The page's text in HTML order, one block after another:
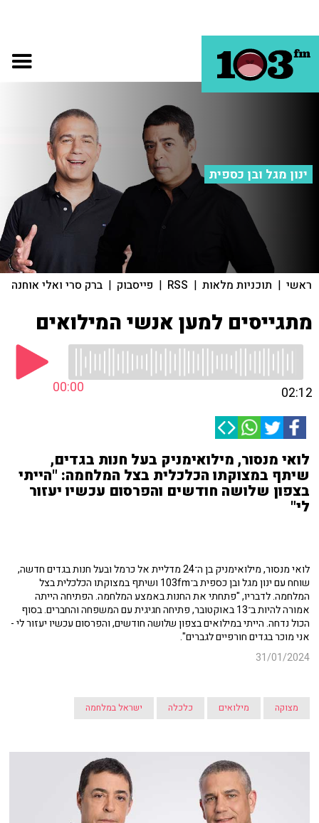
ינון מגל ובן כספית
ראשי | תוכניות מלאות |
RSS
| פייסבוק | ברק סרי ואלי אוחנה
מתגייסים למען אנשי המילואים
00:00 02:12
לואי מנסור, מילואימניק בעל חנות בגדים,
שיתף במצוקתו הכלכלית בצל המלחמה: "הייתי
בצפון שלושה חודשים והפרסום עכשיו יעזור
לי"
לואי מנסור, מילואימניק בן ה־24 מדליית אל כרמל ובעל חנות בגדים חדשה,
שוחח עם ינון מגל ובן כספית ב־103fm ושיתף במצוקתו הכלכלית בצל
המלחמה. לדבריו, "פתחתי את החנות באמצע המלחמה. הפתיחה הייתה
אמורה להיות ב־13 באוקטובר, פתיחה חגיגית עם המשפחה והחברים. בסוף
הכול נדחה. הייתי במילואים בצפון שלושה חודשים, והפרסום עכשיו יעזור לי -
אני מוכר בגדים חורפיים לגברים".
31/01/2024
מצוקה מילואים כלכלה ישראל במלחמה